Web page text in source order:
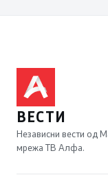
ВЕСТИ
Независни вести од
мрежа ТВ Алфа.